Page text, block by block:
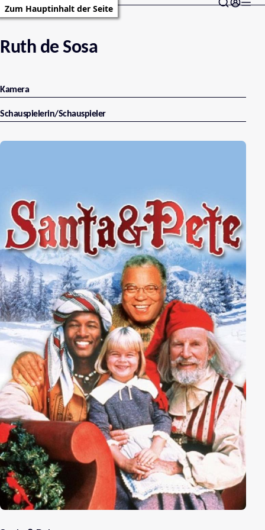
Zum Hauptinhalt der Seite
Ruth de Sosa
Kamera
Schauspielerin/Schauspieler